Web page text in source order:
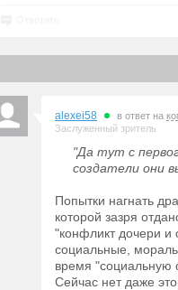
alexei58 в ответ на
Заслуженный зритель
"Да тут с
создатели они
Попытки нагнать
которой зазря
"конфликт дочери и
социальные,
время "социальную
Сейчас нет даже